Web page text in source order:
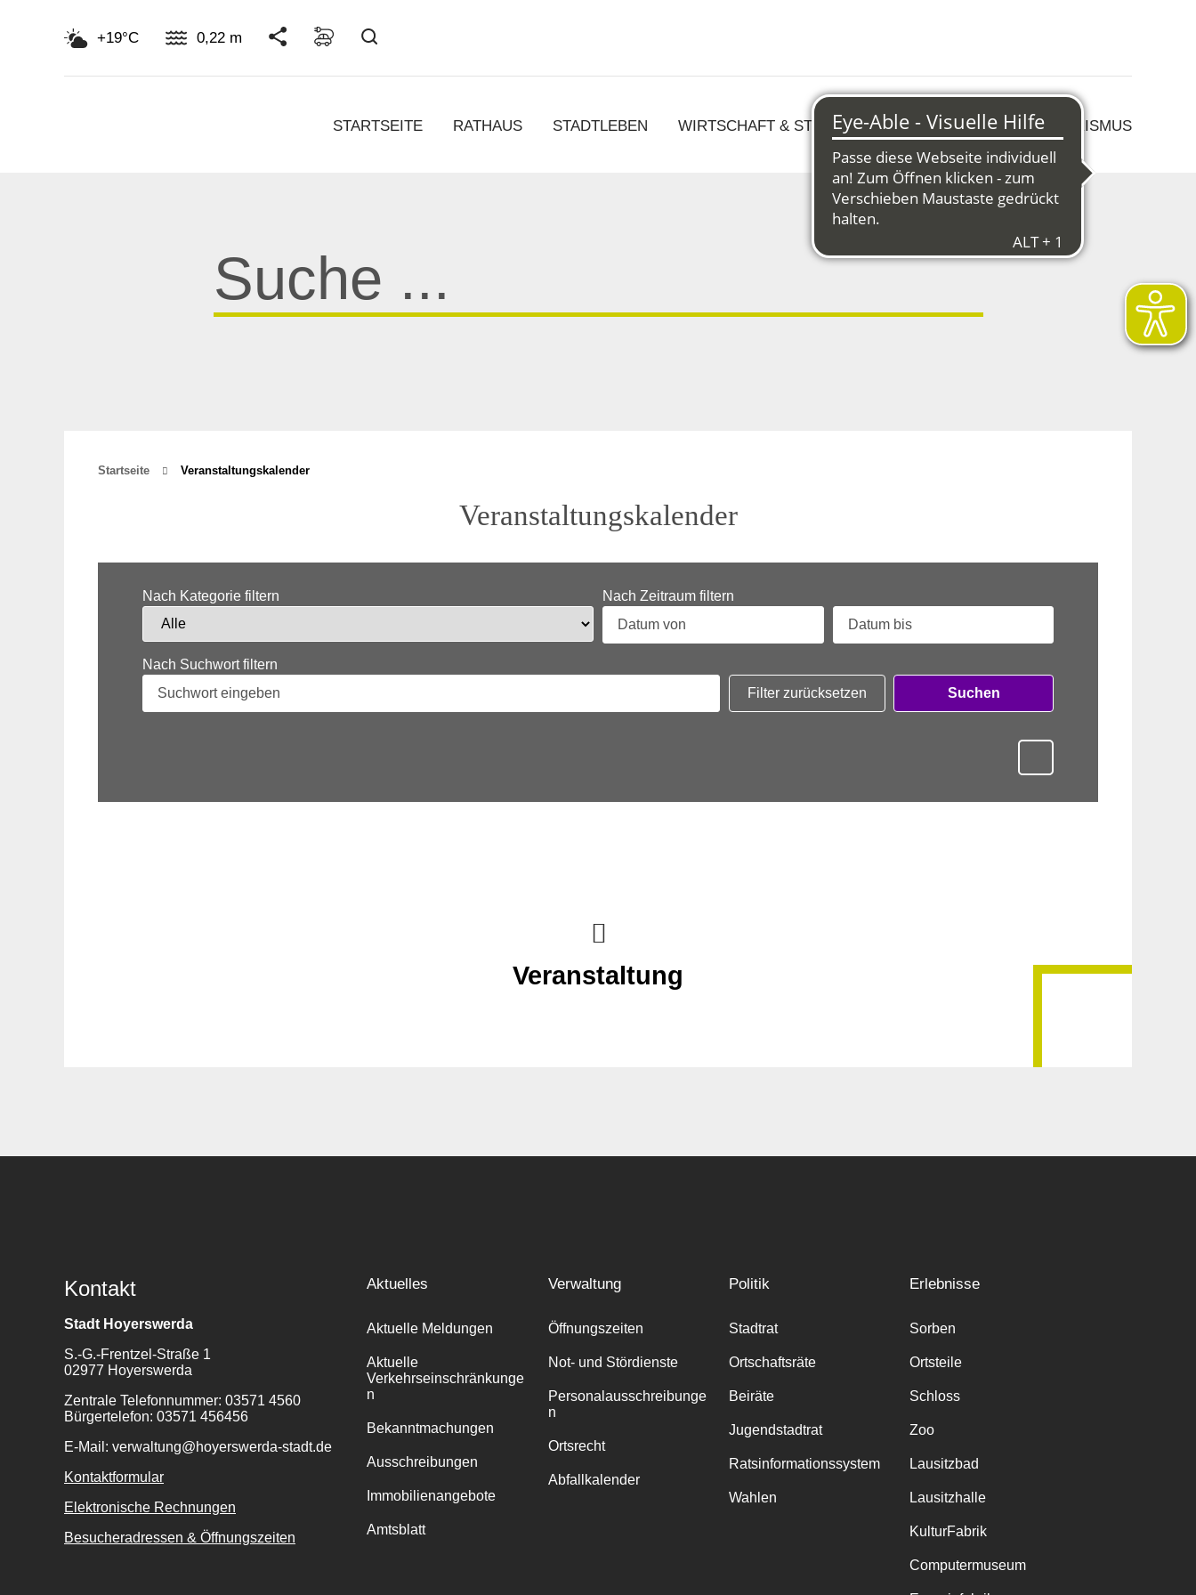
+19°C 0,22 m
STARTSEITE RATHAUS STADTLEBEN WIRTSCHAFT & STRUKTURWANDEL KULTUR & TOURISMUS
für:
Startseite Veranstaltungskalender
Veranstaltungskalender
Nach Kategorie filtern Nach Zeitraum filtern
Nach Suchwort filtern
Filter zurücksetzen
Suchen
Veranstaltung
Kontakt
Stadt Hoyerswerda
S.-G.-Frentzel-Straße 1
02977 Hoyerswerda
Zentrale Telefonnummer: 03571 4560
Bürgertelefon: 03571 456456
E-Mail: verwaltung@hoyerswerda-stadt.de
Kontaktformular
Elektronische Rechnungen
Besucheradressen & Öffnungszeiten
Aktuelles
Aktuelle Meldungen
Aktuelle
Verkehrseinschränkunge
n
Bekanntmachungen
Ausschreibungen
Immobilienangebote
Amtsblatt
Verwaltung
Öffnungszeiten
Not- und Stördienste
Personalausschreibunge
n
Ortsrecht
Abfallkalender
Politik
Stadtrat
Ortschaftsräte
Beiräte
Jugendstadtrat
Ratsinformationssystem
Wahlen
Erlebnisse
Sorben
Ortsteile
Schloss
Zoo
Lausitzbad
Lausitzhalle
KulturFabrik
Computermuseum